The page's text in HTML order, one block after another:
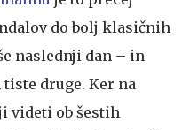
do bolj klasičnih
naslednji dan – in
druge. Ker na
videti ob šestih